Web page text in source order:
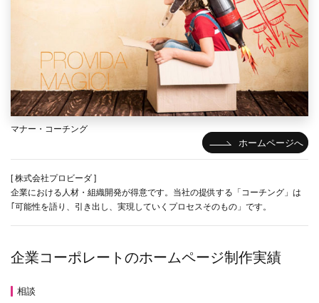
ホームページへ
マナー・コーチング
[ 株式会社プロビーダ ]
企業における人材・組織開発が得意です。当社の提供する「コーチング」は
｢可能性を語り、引き出し、実現していくプロセスそのもの」です。
企業コーポレートのホームページ制作実績
相談